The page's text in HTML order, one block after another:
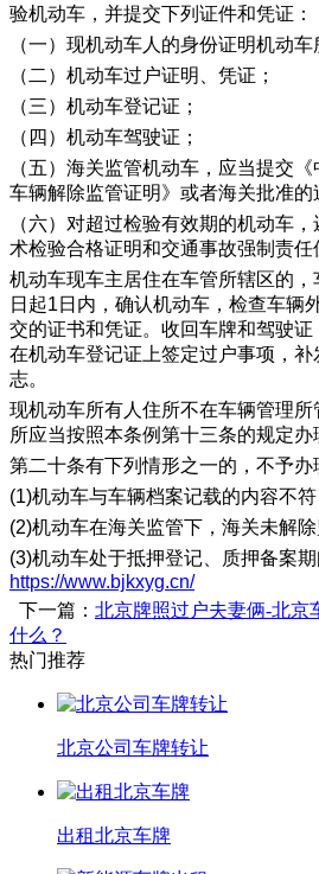
验机动车，并提交下列证件和凭证：
（一）现机动车人的身份证明机动车
（二）机动车过户证明、凭证；
（三）机动车登记证；
（四）机动车驾驶证；
（五）海关监管机动车，应当提交
车辆解除监管证明》或者海关批准的
（六）对超过检验有效期的机动车
术检验合格证明和交通事故强制责任
机动车现车主居住在车管所辖区的
日起1日内，确认机动车，检查车辆
交的证书和凭证。收回车牌和驾驶证
在机动车登记证上签定过户事项，
志。
现机动车所有人住所不在车辆管理
所应当按照本条例第十三条的规定办
第二十条有下列情形之一的，不予办
(1)机动车与车辆档案记载的内容不符
(2)机动车在海关监管下，海关未解除
(3)机动车处于抵押登记、质押备案期
https://www.bjkxyg.cn/
下一篇： 北京牌照过户夫妻俩-北京
什么？
热门推荐
北京公司车牌转让
出租北京车牌